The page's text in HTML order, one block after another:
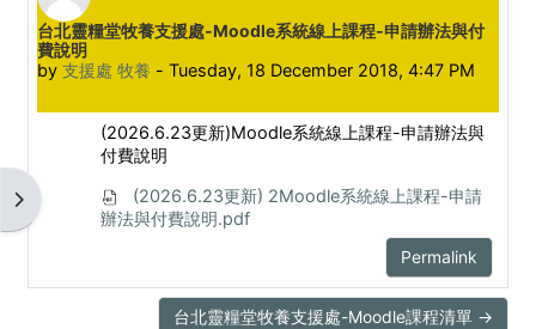
Open block drawer
台北靈糧堂牧養支援處-Moodle系統線上課程-申請辦法與付
費說明
by支援處 牧養 -Tuesday, 18 December 2018, 4:47 PM
Number of replies: 0
(2026.6.23更新)Moodle系統線上課程-申請辦法與
付費說明
(2026.6.23更新) 2Moodle系統線上課程-申請
辦法與付費說明.pdf
Permalink
台北靈糧堂牧養支援處-Moodle課程清單 →